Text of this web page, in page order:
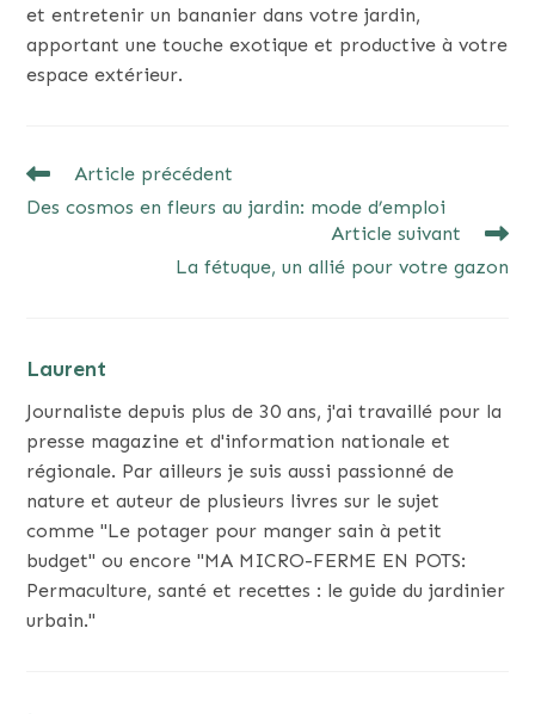
et entretenir un bananier dans votre jardin,
apportant une touche exotique et productive à votre
espace extérieur.
READ
ARTICLES
Article précédent
Des cosmos en fleurs au jardin: mode d’emploi
Article suivant
La fétuque, un allié pour votre gazon
Laurent
Journaliste depuis plus de 30 ans, j'ai travaillé pour la
presse magazine et d'information nationale et
régionale. Par ailleurs je suis aussi passionné de
nature et auteur de plusieurs livres sur le sujet
comme "Le potager pour manger sain à petit
budget" ou encore "MA MICRO-FERME EN POTS:
Permaculture, santé et recettes : le guide du jardinier
urbain."